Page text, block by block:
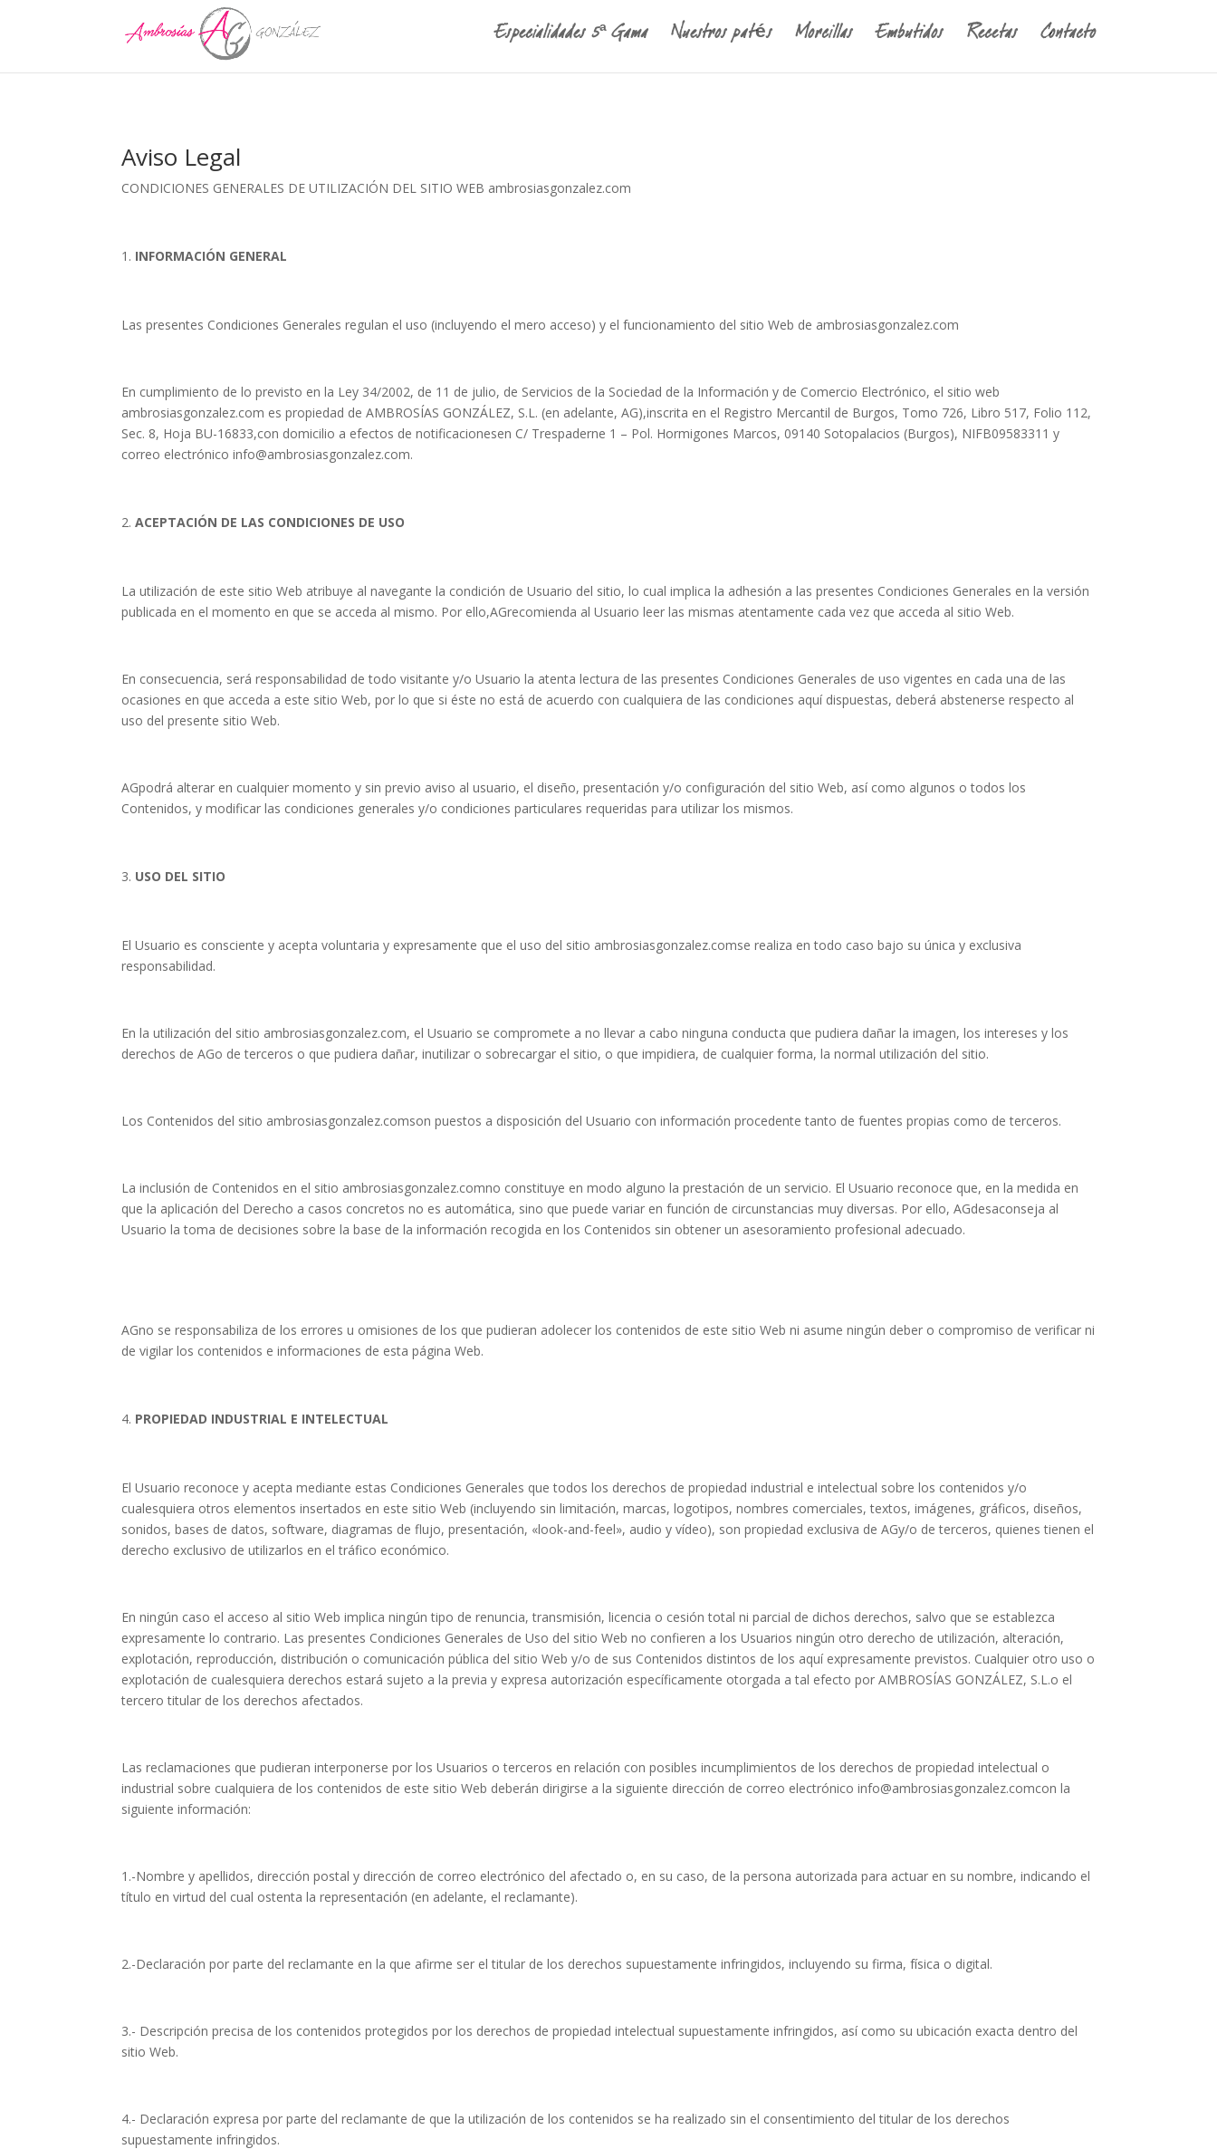
Especialidades 5ª Gama Nuestros patés Morcillas Embutidos Recetas Contacto
Aviso Legal
CONDICIONES GENERALES DE UTILIZACIÓN DEL SITIO WEB ambrosiasgonzalez.com
INFORMACIÓN GENERAL
Las presentes Condiciones Generales regulan el uso (incluyendo el mero acceso) y el funcionamiento del sitio Web de ambrosiasgonzalez.com
En cumplimiento de lo previsto en la Ley 34/2002, de 11 de julio, de Servicios de la Sociedad de la Información y de Comercio Electrónico, el sitio web
ambrosiasgonzalez.com es propiedad de AMBROSÍAS GONZÁLEZ, S.L. (en adelante, AG),inscrita en el Registro Mercantil de Burgos, Tomo 726, Libro 517, Folio 112,
Sec. 8, Hoja BU-16833,con domicilio a efectos de notificacionesen C/ Trespaderne 1 – Pol. Hormigones Marcos, 09140 Sotopalacios (Burgos), NIFB09583311 y
correo electrónico info@ambrosiasgonzalez.com.
ACEPTACIÓN DE LAS CONDICIONES DE USO
La utilización de este sitio Web atribuye al navegante la condición de Usuario del sitio, lo cual implica la adhesión a las presentes Condiciones Generales en la versión
publicada en el momento en que se acceda al mismo. Por ello,AGrecomienda al Usuario leer las mismas atentamente cada vez que acceda al sitio Web.
En consecuencia, será responsabilidad de todo visitante y/o Usuario la atenta lectura de las presentes Condiciones Generales de uso vigentes en cada una de las
ocasiones en que acceda a este sitio Web, por lo que si éste no está de acuerdo con cualquiera de las condiciones aquí dispuestas, deberá abstenerse respecto al
uso del presente sitio Web.
AGpodrá alterar en cualquier momento y sin previo aviso al usuario, el diseño, presentación y/o configuración del sitio Web, así como algunos o todos los
Contenidos, y modificar las condiciones generales y/o condiciones particulares requeridas para utilizar los mismos.
USO DEL SITIO
El Usuario es consciente y acepta voluntaria y expresamente que el uso del sitio ambrosiasgonzalez.comse realiza en todo caso bajo su única y exclusiva
responsabilidad.
En la utilización del sitio ambrosiasgonzalez.com, el Usuario se compromete a no llevar a cabo ninguna conducta que pudiera dañar la imagen, los intereses y los
derechos de AGo de terceros o que pudiera dañar, inutilizar o sobrecargar el sitio, o que impidiera, de cualquier forma, la normal utilización del sitio.
Los Contenidos del sitio ambrosiasgonzalez.comson puestos a disposición del Usuario con información procedente tanto de fuentes propias como de terceros.
La inclusión de Contenidos en el sitio ambrosiasgonzalez.comno constituye en modo alguno la prestación de un servicio. El Usuario reconoce que, en la medida en
que la aplicación del Derecho a casos concretos no es automática, sino que puede variar en función de circunstancias muy diversas. Por ello, AGdesaconseja al
Usuario la toma de decisiones sobre la base de la información recogida en los Contenidos sin obtener un asesoramiento profesional adecuado.
AGno se responsabiliza de los errores u omisiones de los que pudieran adolecer los contenidos de este sitio Web ni asume ningún deber o compromiso de verificar ni
de vigilar los contenidos e informaciones de esta página Web.
PROPIEDAD INDUSTRIAL E INTELECTUAL
El Usuario reconoce y acepta mediante estas Condiciones Generales que todos los derechos de propiedad industrial e intelectual sobre los contenidos y/o
cualesquiera otros elementos insertados en este sitio Web (incluyendo sin limitación, marcas, logotipos, nombres comerciales, textos, imágenes, gráficos, diseños,
sonidos, bases de datos, software, diagramas de flujo, presentación, «look-and-feel», audio y vídeo), son propiedad exclusiva de AGy/o de terceros, quienes tienen el
derecho exclusivo de utilizarlos en el tráfico económico.
En ningún caso el acceso al sitio Web implica ningún tipo de renuncia, transmisión, licencia o cesión total ni parcial de dichos derechos, salvo que se establezca
expresamente lo contrario. Las presentes Condiciones Generales de Uso del sitio Web no confieren a los Usuarios ningún otro derecho de utilización, alteración,
explotación, reproducción, distribución o comunicación pública del sitio Web y/o de sus Contenidos distintos de los aquí expresamente previstos. Cualquier otro uso o
explotación de cualesquiera derechos estará sujeto a la previa y expresa autorización específicamente otorgada a tal efecto por AMBROSÍAS GONZÁLEZ, S.L.o el
tercero titular de los derechos afectados.
Las reclamaciones que pudieran interponerse por los Usuarios o terceros en relación con posibles incumplimientos de los derechos de propiedad intelectual o
industrial sobre cualquiera de los contenidos de este sitio Web deberán dirigirse a la siguiente dirección de correo electrónico info@ambrosiasgonzalez.comcon la
siguiente información:
1.-Nombre y apellidos, dirección postal y dirección de correo electrónico del afectado o, en su caso, de la persona autorizada para actuar en su nombre, indicando el
título en virtud del cual ostenta la representación (en adelante, el reclamante).
2.-Declaración por parte del reclamante en la que afirme ser el titular de los derechos supuestamente infringidos, incluyendo su firma, física o digital.
3.- Descripción precisa de los contenidos protegidos por los derechos de propiedad intelectual supuestamente infringidos, así como su ubicación exacta dentro del
sitio Web.
4.- Declaración expresa por parte del reclamante de que la utilización de los contenidos se ha realizado sin el consentimiento del titular de los derechos
supuestamente infringidos.